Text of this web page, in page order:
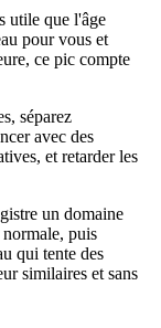
utile que l'âge
pour vous et
ce pic compte
séparez
avec des
et retarder les
un domaine
puis
qui tente des
similaires et sans